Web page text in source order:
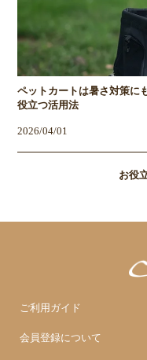
ペットカートは暑さ対策に
役立つ活用法
2026/04/01
お役
ご利用ガイド
会員登録について